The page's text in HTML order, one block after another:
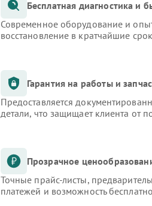
Бесплатная диагностика и
Современное оборудование и
восстановление в кратчайшие
Гарантия на работы и
Предоставляется
детали, что защищает клиента от
Прозрачное
Точные прайс-листы,
платежей и возможность